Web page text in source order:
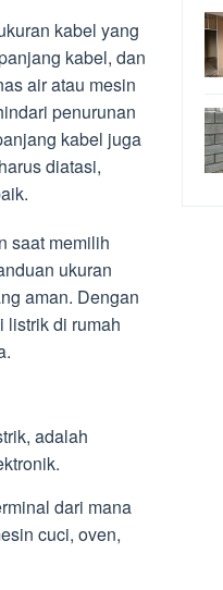
kabel yang
kabel, dan
air atau mesin
penurunan
kabel juga
diatasi,
saat memilih
ukuran
aman. Dengan
listrik di rumah
adalah
dari mana
cuci, oven,